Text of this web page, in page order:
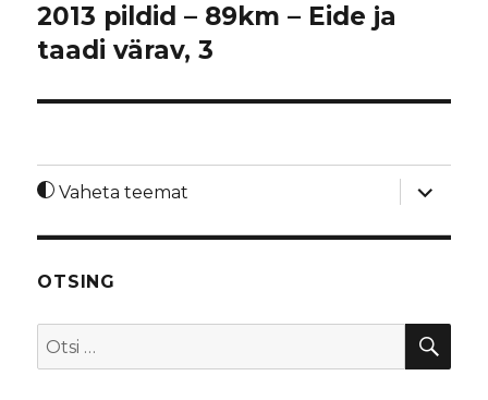
2013 pildid – 89km – Eide ja
taadi värav, 3
Vaheta teemat
laienda
OTSING
Otsi: